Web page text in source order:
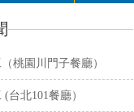
桃園川門子餐廳）
台北101餐廳）